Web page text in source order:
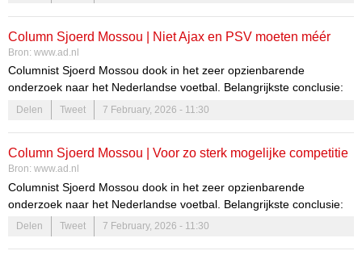
Column Sjoerd Mossou | Niet Ajax en PSV moeten méér
geld krijgen, maar juist de Excelsiors, FC Groningens en
NACs
Bron: www.ad.nl
Columnist Sjoerd Mossou dook in het zeer opzienbarende
onderzoek naar het Nederlandse voetbal. Belangrijkste conclusie:
we verdelen het geld compleet verkeerd. ‘Hoe sterker Ajax of PSV,
des te beter voor het Nederlandse voetbal’, was lange tijd het
Delen Tweet 7 February, 2026 - 11:30
Column Sjoerd Mossou | Voor zo sterk mogelijke competitie
moet je niet top versterken, maar middenmoot en onderkant
Bron: www.ad.nl
Columnist Sjoerd Mossou dook in het zeer opzienbarende
onderzoek naar het Nederlandse voetbal. Belangrijkste conclusie:
we verdelen het geld compleet verkeerd. ‘Hoe sterker Ajax of PSV,
des te beter voor het Nederlandse voetbal’, was lange tijd het
Delen Tweet 7 February, 2026 - 11:30